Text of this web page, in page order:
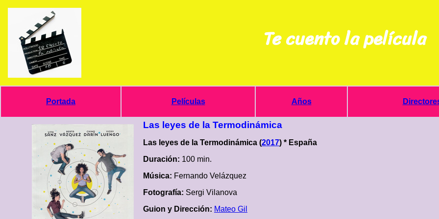
Te cuento la película
Portada Películas Años
Las leyes de la Termodinámica
Las leyes de la Termodinámica (2017) * España
Duración: 100 min.
Música: Fernando Velázquez
Fotografía: Sergi Vilanova
Guion y Dirección: Mateo Gil